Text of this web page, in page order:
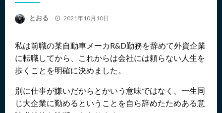
とおる
投
2021年10月10日
私は前職の某自動車メーカR&D勤務を辞めて外資企業
に転職してから、これからは会社には頼らない人生を
歩くことを明確に決めました。
別に仕事が嫌いだからとかいう意味ではなく、一生同
じ大企業に勤めるということを自ら辞めたためある意